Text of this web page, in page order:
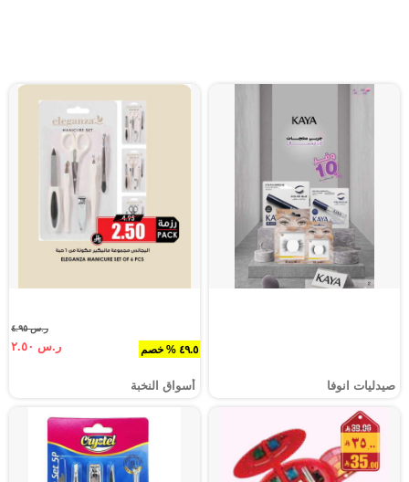
صيدليات انوفا
٤٩.٥ % خصم
ر.س ٤.٩٥
ر.س ٢.٥٠
أسواق النخبة